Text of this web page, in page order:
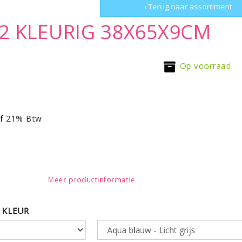
‹ Terug naar assortiment
KLEURIG 38X65X9CM
21% Btw
Op voorraad
Meer productinformatie